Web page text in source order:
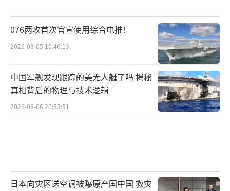
076两攻首次官宣使用综合电推！
2026-08-05 10:46:13
中国军舰发现跟踪的美无人艇了吗 揭秘
真相背后的物理与技术逻辑
2026-08-06 20:53:51
日本向灾区送空调被曝原产国中国 救灾